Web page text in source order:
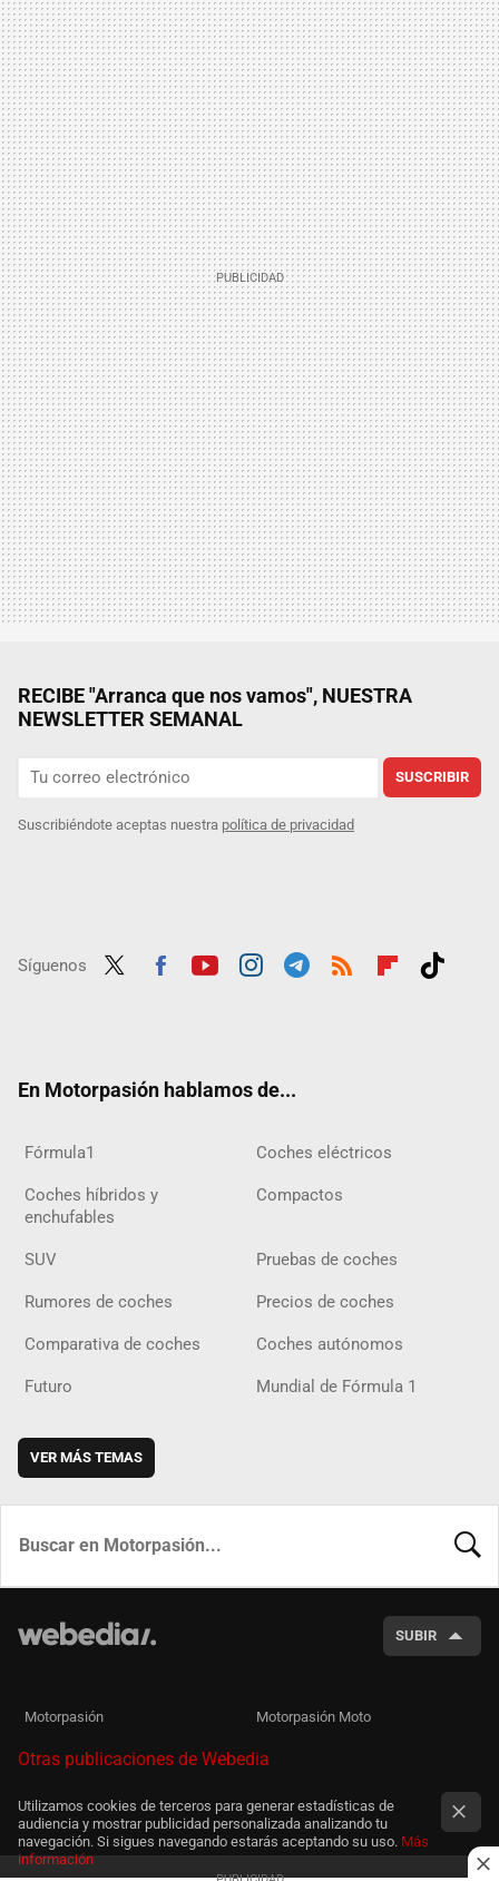
RECIBE "Arranca que nos vamos", NUESTRA
NEWSLETTER SEMANAL
SUSCRIBIR
Suscribiéndote aceptas nuestra política de privacidad
Síguenos
En Motorpasión hablamos de...
Fórmula1 Coches eléctricos
Coches híbridos y
enchufables
Compactos
SUV Pruebas de coches
Rumores de coches Precios de coches
Comparativa de coches Coches autónomos
Futuro Mundial de Fórmula 1
VER MÁS TEMAS
SUBIR
Motorpasión Motorpasión Moto
Otras publicaciones de Webedia
Utilizamos cookies de terceros para generar estadísticas de
audiencia y mostrar publicidad personalizada analizando tu
navegación. Si sigues navegando estarás aceptando su uso. Más
información